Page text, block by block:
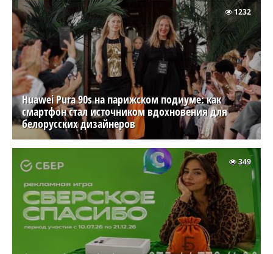
Huawei Pura 90s на парижском подиуме: как
смартфон стал источником вдохновения для
белорусских дизайнеров
1232
349